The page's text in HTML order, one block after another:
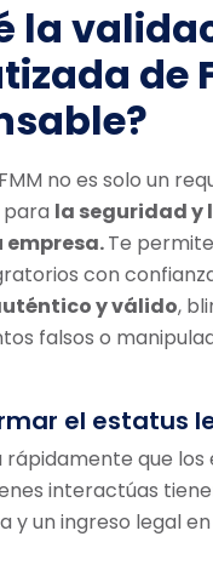
la
de
no es solo un
la seguridad y
Te
con
y válido,
falsos o
el estatus
rápidamente que los
interactúas
y un ingreso legal en